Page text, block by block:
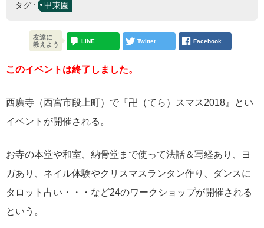
タグ : 甲東園
このイベントは終了しました。
西廣寺（西宮市段上町）で『卍（てら）スマス2018』とい
イベントが開催される。
お寺の本堂や和室、納骨堂まで使って法話＆写経あり、ヨ
ガあり、ネイル体験やクリスマスランタン作り、ダンスに
タロット占い・・・など24のワークショップが開催される
という。
友達に
教えよう
LINE Twitter Facebook